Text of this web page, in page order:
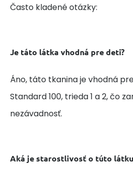
Často kladené otázky:
Je táto látka vhodná pre deti?
Áno, táto tkanina je vhodná
Standard 100, trieda 1 a 2, čo
nezávadnosť.
Aká je starostlivosť o túto